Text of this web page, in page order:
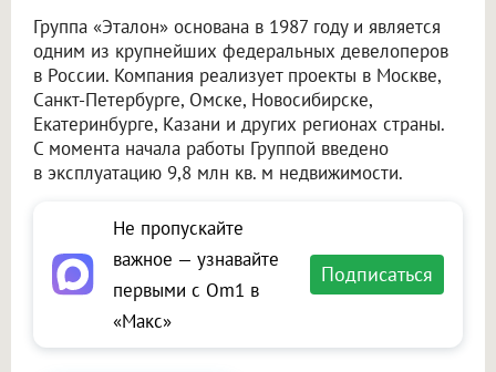
Группа «Эталон» основана в 1987 году и является
одним из крупнейших федеральных девелоперов
в России. Компания реализует проекты в Москве,
Санкт-Петербурге, Омске, Новосибирске,
Екатеринбурге, Казани и других регионах страны.
С момента начала работы Группой введено
в эксплуатацию 9,8 млн кв. м недвижимости.
Не пропускайте
важное — узнавайте
первыми с Om1 в
«Макс»
Подписаться